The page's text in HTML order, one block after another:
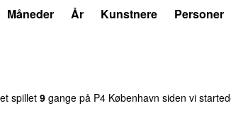
Måneder År Kunstnere Personer
spillet 9 gange på P4 København siden vi